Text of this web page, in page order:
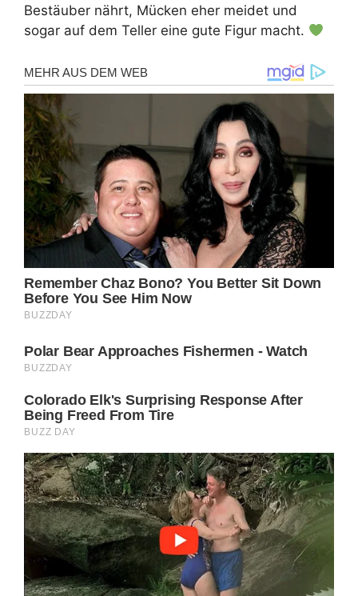
Bestäuber nährt, Mücken eher meidet und
sogar auf dem Teller eine gute Figur macht.